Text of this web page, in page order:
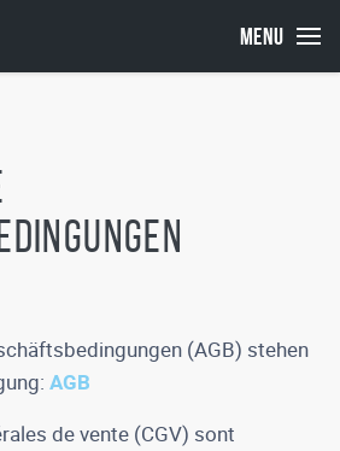
MENU
(AGB) stehen
AGB
de vente (CGV) sont